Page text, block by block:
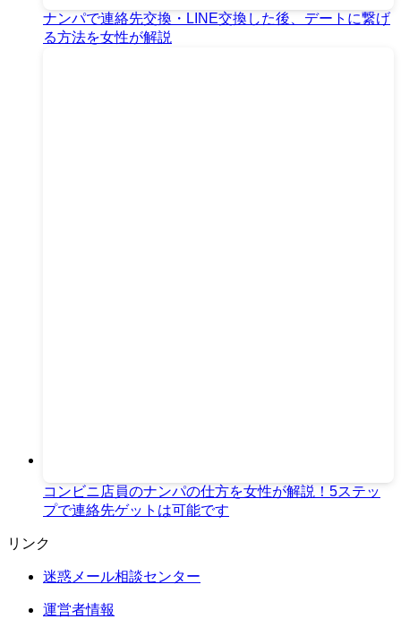
ナンパで連絡先交換・LINE交換した後、デートに繋げ
る方法を女性が解説
コンビニ店員のナンパの仕方を女性が解説！5ステッ
プで連絡先ゲットは可能です
リンク
迷惑メール相談センター
運営者情報